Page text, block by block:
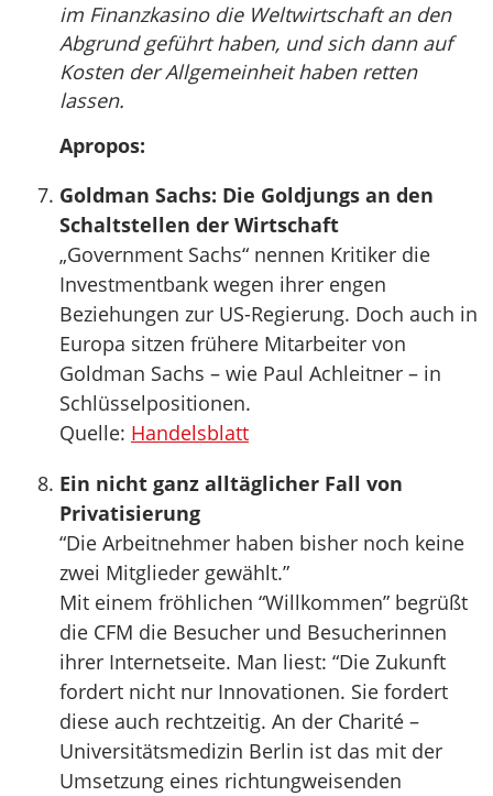
im Finanzkasino die Weltwirtschaft an den
Abgrund geführt haben, und sich dann auf
Kosten der Allgemeinheit haben retten
lassen.
Apropos:
Goldman Sachs: Die Goldjungs an den
Schaltstellen der Wirtschaft
„Government Sachs“ nennen Kritiker die
Investmentbank wegen ihrer engen
Beziehungen zur US-Regierung. Doch auch in
Europa sitzen frühere Mitarbeiter von
Goldman Sachs – wie Paul Achleitner – in
Schlüsselpositionen.
Quelle: Handelsblatt
Ein nicht ganz alltäglicher Fall von
Privatisierung
“Die Arbeitnehmer haben bisher noch keine
zwei Mitglieder gewählt.”
Mit einem fröhlichen “Willkommen” begrüßt
die CFM die Besucher und Besucherinnen
ihrer Internetseite. Man liest: “Die Zukunft
fordert nicht nur Innovationen. Sie fordert
diese auch rechtzeitig. An der Charité –
Universitätsmedizin Berlin ist das mit der
Umsetzung eines richtungweisenden